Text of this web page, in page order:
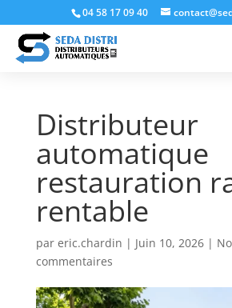
04 58 17 09 40
Distributeur
automatique
restauration
rentable
par eric.chardin | Juin 10, 2026|
commentaires